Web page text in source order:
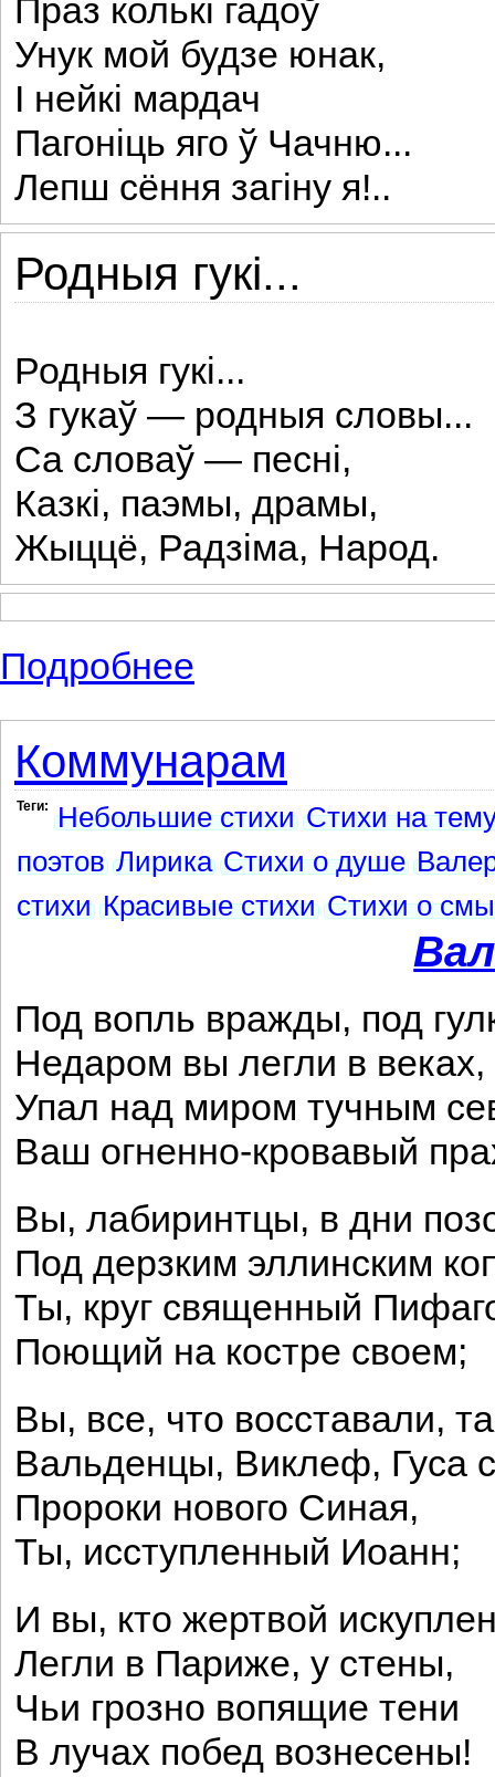
Праз колькі гадоў
Унук мой будзе юнак,
І нейкі мардач
Пагоніць яго ў Чачню...
Лепш сёння загіну я!..
Родныя гукі...
Родныя гукі...
З гукаў — родныя словы...
Са словаў — песні,
Казкі, паэмы, драмы,
Жыццё, Радзіма, Народ.
Подробнее
Коммунарам
Теги: Небольшие стихи Стихи на
поэтов Лирика Стихи о душе
стихи Красивые стихи Стихи о
Под вопль вражды, под
Недаром вы легли в
Упал над миром тучным
Ваш огненно-кровавый
Вы, лабиринтцы, в дни
Под дерзким эллинским
Ты, круг священный
Поющий на костре своем;
Вы, все, что восставали,
Вальденцы, Виклеф, Гуса
Пророки нового Синая,
Ты, исступленный Иоанн;
И вы, кто жертвой
Легли в Париже, у стены,
Чьи грозно вопящие тени
В лучах побед вознесены!